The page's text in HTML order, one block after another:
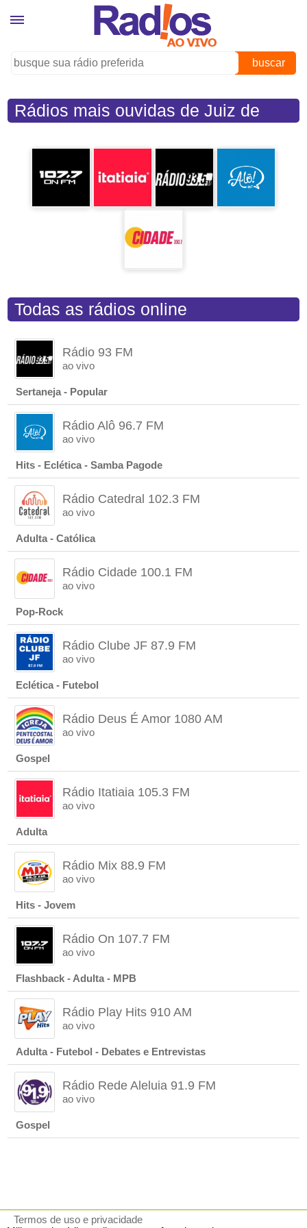
buscar
Rádios mais ouvidas de Juiz de
Todas as rádios online
Rádio 93 FM
ao vivo
Sertaneja - Popular
Rádio Alô 96.7 FM
ao vivo
Hits - Eclética - Samba Pagode
Rádio Catedral 102.3 FM
ao vivo
Adulta - Católica
Rádio Cidade 100.1 FM
ao vivo
Pop-Rock
Rádio Clube JF 87.9 FM
ao vivo
Eclética - Futebol
Rádio Deus É Amor 1080 AM
ao vivo
Gospel
Rádio Itatiaia 105.3 FM
ao vivo
Adulta
Rádio Mix 88.9 FM
ao vivo
Hits - Jovem
Rádio On 107.7 FM
ao vivo
Flashback - Adulta - MPB
Rádio Play Hits 910 AM
ao vivo
Adulta - Futebol - Debates e Entrevistas
Rádio Rede Aleluia 91.9 FM
ao vivo
Gospel
Termos de uso e privacidade